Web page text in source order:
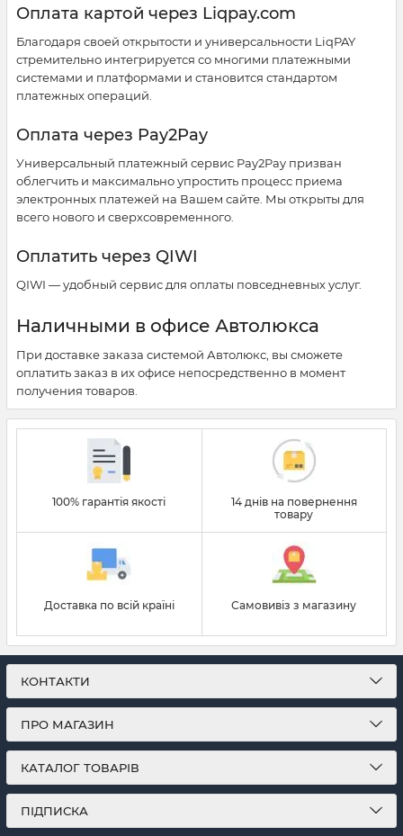
Оплата картой через Liqpay.com
Благодаря своей открытости и универсальности LiqPAY
стремительно интегрируется со многими платежными
системами и платформами и становится стандартом
платежных операций.
Оплата через Pay2Pay
Универсальный платежный сервис Pay2Pay призван
облегчить и максимально упростить процесс приема
электронных платежей на Вашем сайте. Мы открыты для
всего нового и сверхсовременного.
Оплатить через QIWI
QIWI — удобный сервис для оплаты повседневных услуг.
Наличными в офисе Автолюкса
При доставке заказа системой Автолюкс, вы сможете
оплатить заказ в их офисе непосредственно в момент
получения товаров.
100% гарантія якості
14 днів на повернення
товару
Доставка по всій країні Самовивіз з магазину
КОНТАКТИ
ПРО МАГАЗИН
КАТАЛОГ ТОВАРІВ
ПІДПИСКА